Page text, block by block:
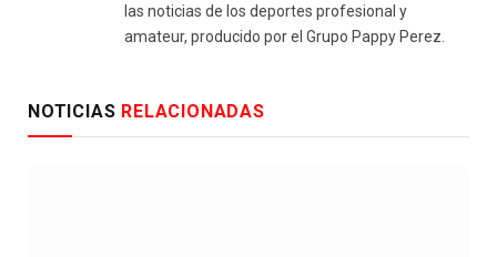
las noticias de los deportes profesional y
amateur, producido por el Grupo Pappy Perez.
NOTICIAS RELACIONADAS